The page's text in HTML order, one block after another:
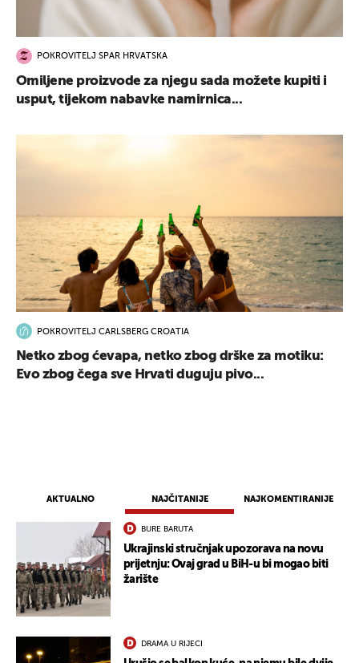
AKTUALNO NAJČITANIJE NAJKOMENTIRANIJE
BURE BARUTA
Ukrajinski stručnjak upozorava na novu
prijetnju: Ovaj grad u BiH-u bi mogao biti
žarište
DRAMA U RIJECI
POKROVITELJ SPAR HRVATSKA
Omiljene proizvode za njegu sada možete kupiti i
usput, tijekom nabavke namirnica...
POKROVITELJ CARLSBERG CROATIA
Netko zbog ćevapa, netko zbog drške za motiku:
Evo zbog čega sve Hrvati duguju pivo...